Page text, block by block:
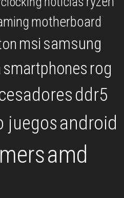
motherboard
msi samsung
smartphones rog
ddr5
juegosandroid
amd